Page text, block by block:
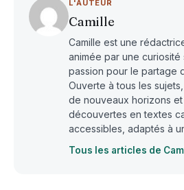
L'AUTEUR
Camille
Camille est une
animée par une curiosité
passion pour le partage
Ouverte à tous les
de nouveaux horizons
découvertes en textes
accessibles, adaptés à
Tous les articles de